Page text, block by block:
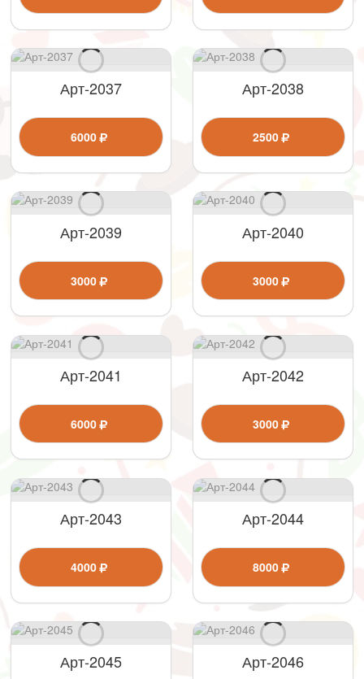
Арт-2037
6000
Арт-2038
2500
Арт-2039
3000
Арт-2040
3000
Арт-2041
6000
Арт-2042
3000
Арт-2043
4000
Арт-2044
8000
Арт-2045 Арт-2046